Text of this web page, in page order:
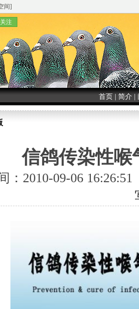
间]
注
首页 简介
信鸽传染性喉
：2010-09-06